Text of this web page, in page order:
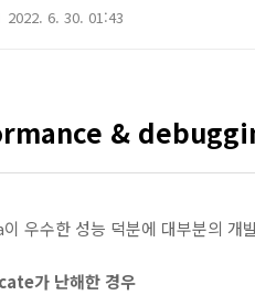
2022. 6. 30. 01:43
&
우수한 성능 덕분에 대부분의 개
가 난해한 경우